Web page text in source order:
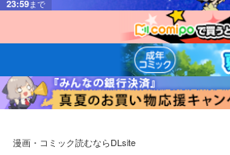
漫画・コミック読むならDLsite